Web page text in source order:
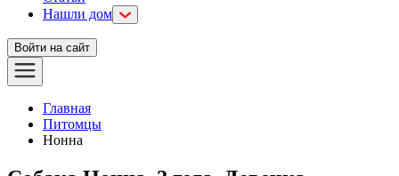
Нашли дом
Войти на сайт
Главная
Питомцы
Нонна